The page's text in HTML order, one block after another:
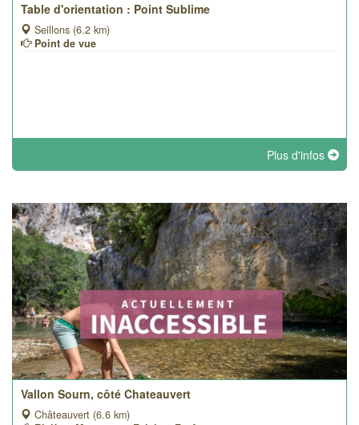
Table d'orientation : Point Sublime
Seillons (6.2 km)
Point de vue
Plus d'infos
Vallon Sourn, côté Chateauvert
Châteauvert (6.6 km)